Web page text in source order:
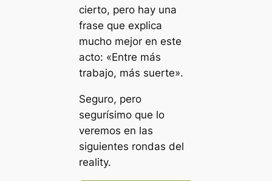
cierto, pero hay una
frase que explica
mucho mejor en este
acto: «Entre más
trabajo, más suerte».
Seguro, pero
segurísimo que lo
veremos en las
siguientes rondas del
reality.